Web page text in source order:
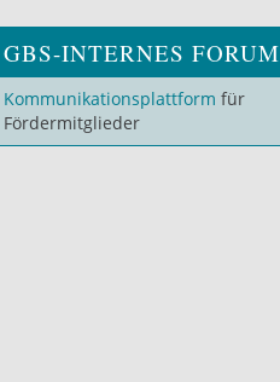
GBS-INTERNES FORUM
Kommunikationsplattform für
Fördermitglieder